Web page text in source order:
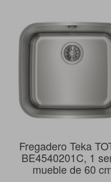
Fregadero Teka
BE4540201C, 1
mueble de 60